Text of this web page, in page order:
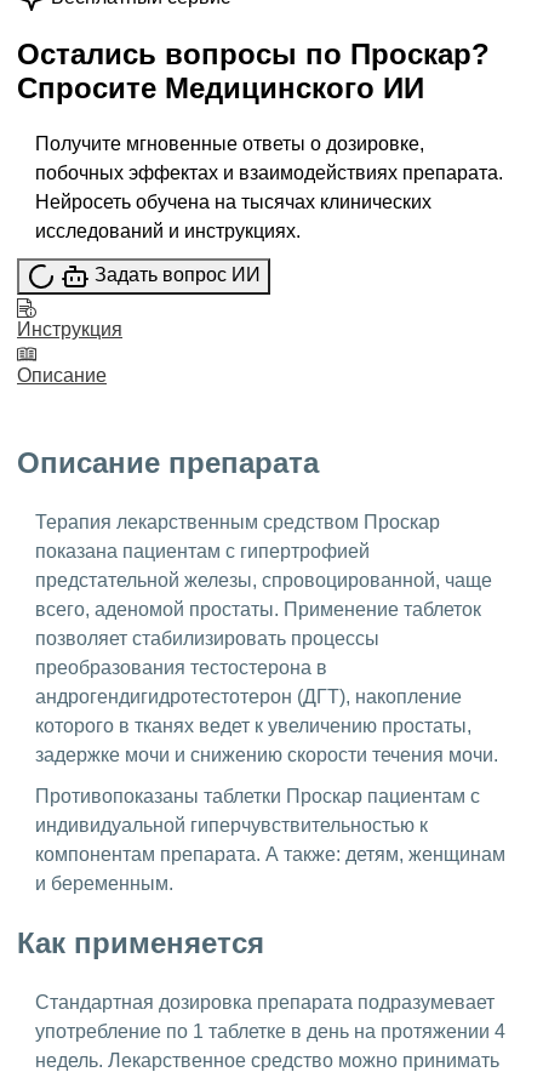
Остались вопросы по Проскар?
Спросите Медицинского ИИ
Получите мгновенные ответы о дозировке,
побочных эффектах и взаимодействиях препарата.
Нейросеть обучена на тысячах клинических
исследований и инструкциях.
Задать вопрос ИИ
Инструкция
Описание
Описание препарата
Терапия лекарственным средством Проскар
показана пациентам с гипертрофией
предстательной железы, спровоцированной, чаще
всего, аденомой простаты. Применение таблеток
позволяет стабилизировать процессы
преобразования тестостерона в
андрогендигидротестотерон (ДГТ), накопление
которого в тканях ведет к увеличению простаты,
задержке мочи и снижению скорости течения мочи.
Противопоказаны таблетки Проскар пациентам с
индивидуальной гиперчувствительностью к
компонентам препарата. А также: детям, женщинам
и беременным.
Как применяется
Стандартная дозировка препарата подразумевает
употребление по 1 таблетке в день на протяжении 4
недель. Лекарственное средство можно принимать